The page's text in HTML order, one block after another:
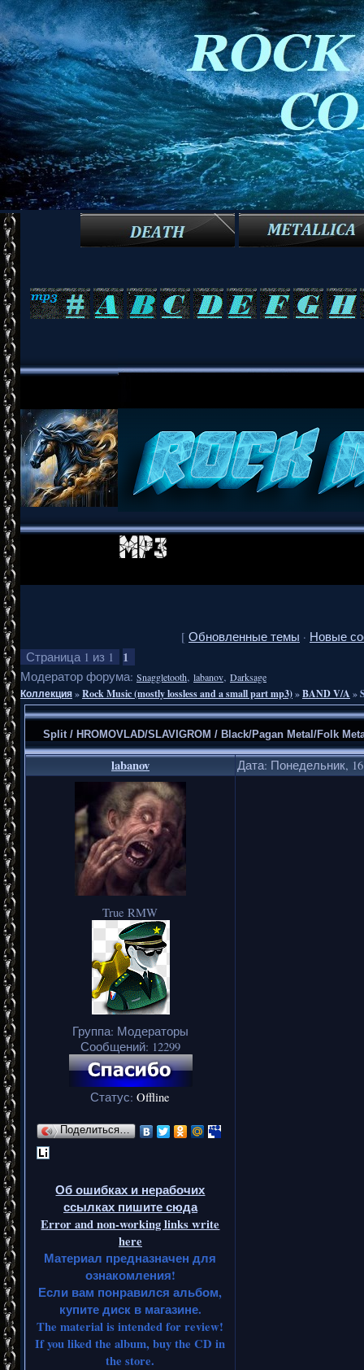
[ Обновленные темы · Новые
Страница 1 из 1 1
Модератор форума: Snaggletooth, labanov, Darksage
Коллекция»Rock Music (mostly lossless and a small part mp3)»BAND V/A »
Split / HROMOVLAD/SLAVIGROM / Black/Pagan Metal/Folk
labanov Дата: Понедельник,
True RMW
Группа: Модераторы
Сообщений: 12299
Статус:Offline
Поделиться…
Об ошибках и нерабочих
ссылках пишите сюда
Error and non-working links write
here
Материал предназначен для
ознакомления!
Если вам понравился альбом,
купите диск в магазине.
The material is intended for review!
If you liked the album, buy the CD in
the store.